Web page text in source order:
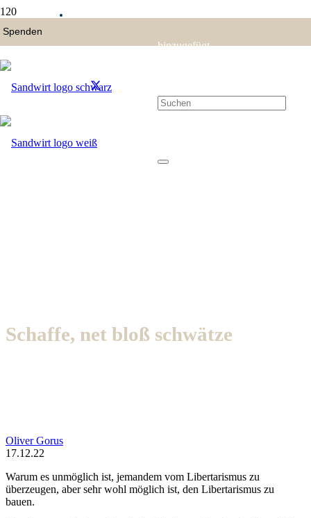
hinzugefügt.
Schaffe, net bloß schwätze
Oliver Gorus
17.12.22
Warum es unmöglich ist, jemandem vom Libertarismus zu
überzeugen, aber sehr wohl möglich ist, den Libertarismus zu
bauen.